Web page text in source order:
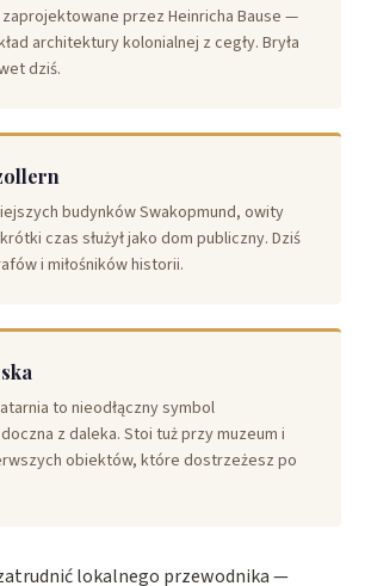
przez Heinricha Bause —
architektury kolonialnej z cegły. Bryła
dziś.
budynków Swakopmund, owity
czas służył jako dom publiczny. Dziś
i miłośników historii.
to nieodłączny symbol
z daleka. Stoi tuż przy muzeum i
obiektów, które dostrzeżesz po
lokalnego przewodnika —